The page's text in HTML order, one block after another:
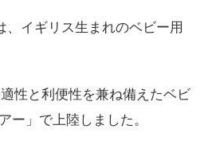
、イギリス生まれのベビー用
性と利便性を兼ね備えたベビ
ー」で上陸しました。